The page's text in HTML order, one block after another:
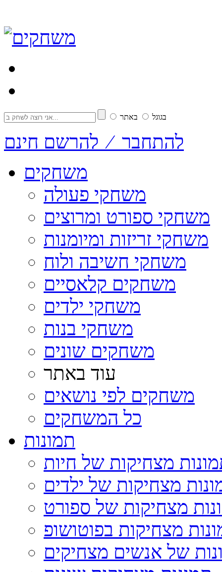
בגוגל באתר
להתחבר ⁄ להרשם חינם
משחקים
משחקי פעולה
משחקי ספורט ומרוצים
משחקי זריזות ומיומנות
משחקי חשיבה ולוח
משחקים קלאסיים
משחקי ילדים
משחקי בנות
משחקים שונים
עוד באתר
משחקים לפי נושאים
כל המשחקים
תמונות
מצחיקות של חיות
מצחיקות של ילדים
מצחיקות של ספורט
מצחיקות בפוטושופ
של אנשים מצחיקים